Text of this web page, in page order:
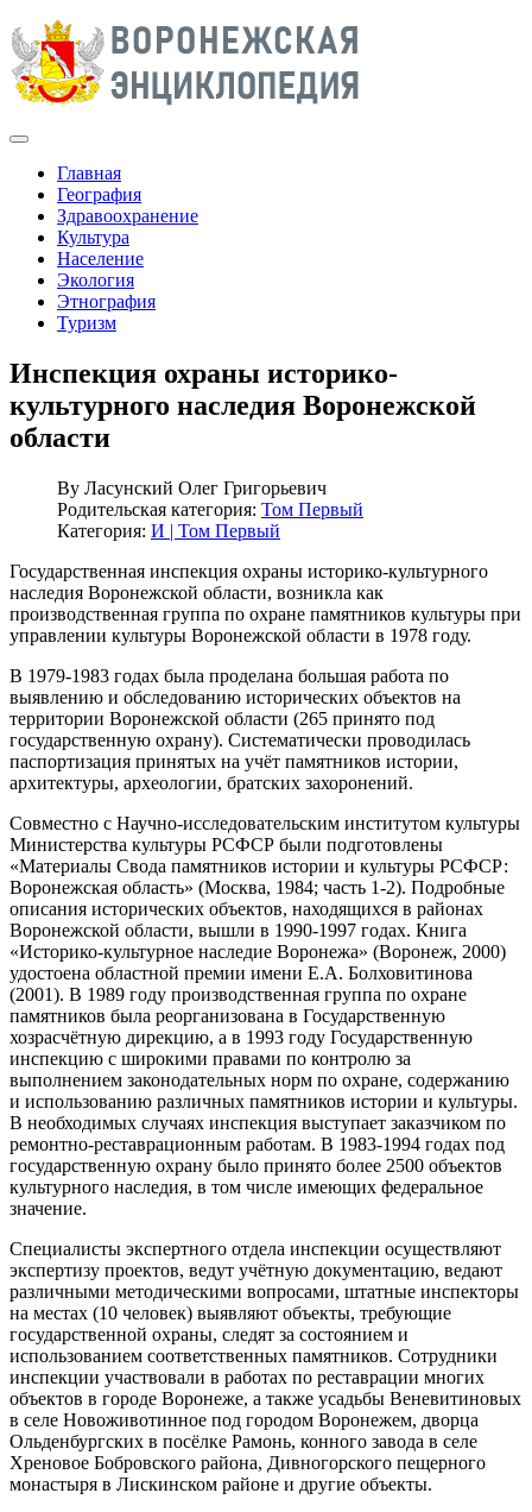
Главная
География
Здравоохранение
Культура
Население
Экология
Этнография
Туризм
Инспекция охраны историко-
культурного наследия Воронежской
области
By Ласунский Олег Григорьевич
Родительская категория: Том Первый
Категория: И | Том Первый
Государственная инспекция охраны историко-культурного
наследия Воронежской области, возникла как
производственная группа по охране памятников культуры при
управлении культуры Воронежской области в 1978 году.
В 1979-1983 годах была проделана большая работа по
выявлению и обследованию исторических объектов на
территории Воронежской области (265 принято под
государственную охрану). Систематически проводилась
паспортизация принятых на учёт памятников истории,
архитектуры, археологии, братских захоронений.
Совместно с Научно-исследовательским институтом культуры
Министерства культуры РСФСР были подготовлены
«Материалы Свода памятников истории и культуры РСФСР:
Воронежская область» (Москва, 1984; часть 1-2). Подробные
описания исторических объектов, находящихся в районах
Воронежской области, вышли в 1990-1997 годах. Книга
«Историко-культурное наследие Воронежа» (Воронеж, 2000)
удостоена областной премии имени Е.А. Болховитинова
(2001). В 1989 году производственная группа по охране
памятников была реорганизована в Государственную
хозрасчётную дирекцию, а в 1993 году Государственную
инспекцию с широкими правами по контролю за
выполнением законодательных норм по охране, содержанию
и использованию различных памятников истории и культуры.
В необходимых случаях инспекция выступает заказчиком по
ремонтно-реставрационным работам. В 1983-1994 годах под
государственную охрану было принято более 2500 объектов
культурного наследия, в том числе имеющих федеральное
значение.
Специалисты экспертного отдела инспекции осуществляют
экспертизу проектов, ведут учётную документацию, ведают
различными методическими вопросами, штатные инспекторы
на местах (10 человек) выявляют объекты, требующие
государственной охраны, следят за состоянием и
использованием соответственных памятников. Сотрудники
инспекции участвовали в работах по реставрации многих
объектов в городе Воронеже, а также усадьбы Веневитиновых
в селе Новоживотинное под городом Воронежем, дворца
Ольденбургских в посёлке Рамонь, конного завода в селе
Хреновое Бобровского района, Дивногорского пещерного
монастыря в Лискинском районе и другие объекты.